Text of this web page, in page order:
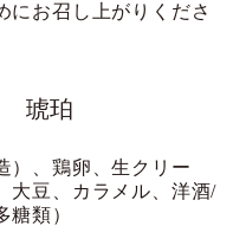
にお召し上がりくださ
琥珀
）、鶏卵、生クリー
大豆、カラメル、洋酒/
糖類）